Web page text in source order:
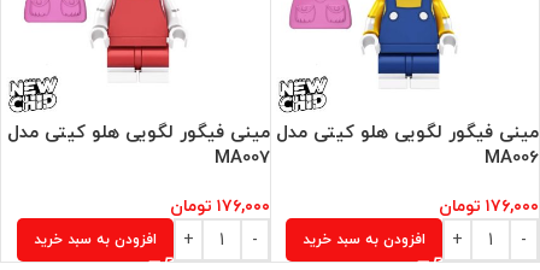
مینی فیگور لگویی هلو کیتی مدل
MA006
۱۷۶,۰۰۰ تومان
افزودن به سبد خرید
مینی فیگور لگویی هلو کیتی مدل
MA007
۱۷۶,۰۰۰ تومان
افزودن به سبد خرید